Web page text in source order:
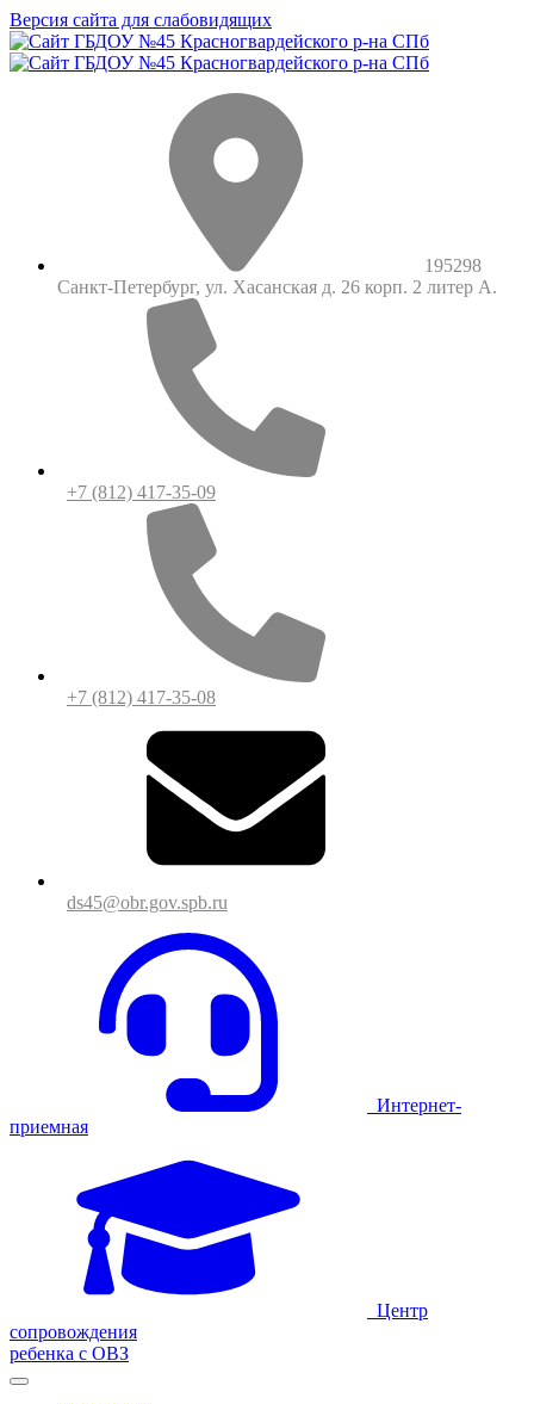
Версия сайта для слабовидящих
195298
Санкт-Петербург, ул. Хасанская д. 26 корп. 2 литер А.
+7 (812) 417-35-09
+7 (812) 417-35-08
ds45@obr.gov.spb.ru
Интернет-
приемная
Центр
сопровождения
ребенка с ОВЗ